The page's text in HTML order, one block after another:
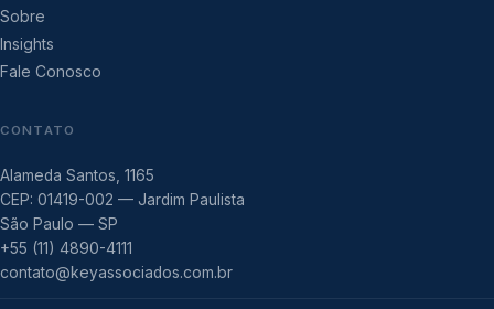
Sobre
Insights
Fale Conosco
CONTATO
Alameda Santos, 1165
CEP: 01419-002 — Jardim Paulista
São Paulo — SP
+55 (11) 4890-4111
contato@keyassociados.com.br